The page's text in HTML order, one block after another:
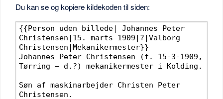
Du kan se og kopiere kildekoden til siden: